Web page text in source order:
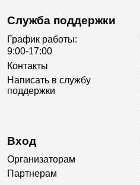
Служба поддержки
График работы:
9:00-17:00
Контакты
Написать в службу
поддержки
Вход
Организаторам
Партнерам